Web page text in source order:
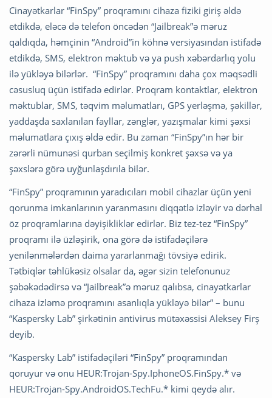
Cinayətkarlar “FinSpy” proqramını cihaza fiziki giriş əldə
etdikdə, eləcə də telefon öncədən “Jailbreak”ə məruz
qaldıqda, həmçinin “Android”in köhnə versiyasından istifadə
etdikdə, SMS, elektron məktub və ya push xəbərdarlıq yolu
ilə yükləyə bilərlər. “FinSpy” proqramını daha çox məqsədli
cəsusluq üçün istifadə edirlər. Proqram kontaktlar, elektron
məktublar, SMS, təqvim məlumatları, GPS yerləşmə, şəkillər,
yaddaşda saxlanılan fayllar, zənglər, yazışmalar kimi şəxsi
məlumatlara çıxış əldə edir. Bu zaman “FinSpy”ın hər bir
zərərli nümunəsi qurban seçilmiş konkret şəxsə və ya
şəxslərə görə uyğunlaşdırıla bilər.
“FinSpy” proqramının yaradıcıları mobil cihazlar üçün yeni
qorunma imkanlarının yaranmasını diqqətlə izləyir və dərhal
öz proqramlarına dəyişikliklər edirlər. Biz tez-tez “FinSpy”
proqramı ilə üzləşirik, ona görə də istifadəçilərə
yenilənmələrdən daima yararlanmağı tövsiyə edirik.
Tətbiqlər təhlükəsiz olsalar da, əgər sizin telefonunuz
şəbəkədədirsə və “Jailbreak”ə məruz qalıbsa, cinayətkarlar
cihaza izləmə proqramını asanlıqla yükləyə bilər” – bunu
“Kaspersky Lab” şirkətinin antivirus mütəxəssisi Aleksey Firş
deyib.
“Kaspersky Lab” istifadəçiləri “FinSpy” proqramından
qoruyur və onu HEUR:Trojan-Spy.IphoneOS.FinSpy.* və
HEUR:Trojan-Spy.AndroidOS.TechFu.* kimi qeydə alır.